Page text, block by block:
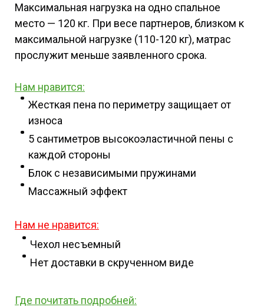
Максимальная нагрузка на одно спальное
место — 120 кг. При весе партнеров, близком к
максимальной нагрузке (110-120 кг), матрас
прослужит меньше заявленного срока.
Нам нравится:
Жесткая пена по периметру защищает от
износа
5 сантиметров высокоэластичной пены с
каждой стороны
Блок с независимыми пружинами
Массажный эффект
Нам не нравится:
Чехол несъемный
Нет доставки в скрученном виде
Где почитать подробней: